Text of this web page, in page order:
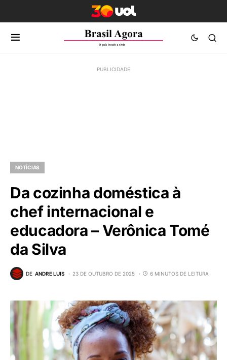
NOTÍCIAS
Da cozinha doméstica à
chef internacional e
educadora – Verônica Tomé
da Silva
DE ANDRE LUIS 23 DE OUTUBRO DE 2025 6 MINUTOS DE LEITURA